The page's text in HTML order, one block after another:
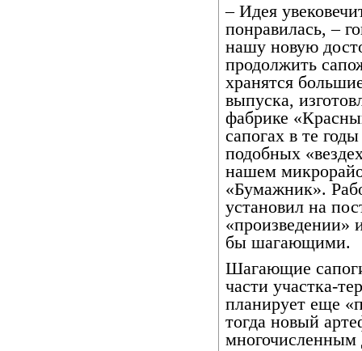
– Идея
понравилась, –
нашу новую
продолжить
хранятся
выпуска,
фабрике
сапогах в те
подобных
нашем
«Бумажник».
установил на
«произведении»
бы шагающими.
Шагающие
части участка-
планирует еще
тогда новый
многочисленным